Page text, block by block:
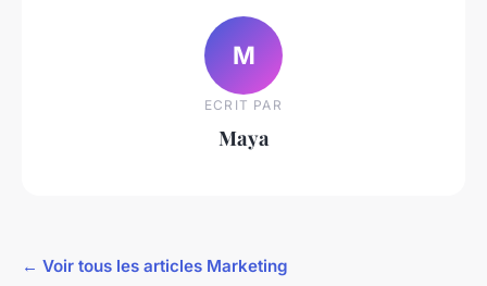
M
ECRIT PAR
Maya
← Voir tous les articles Marketing